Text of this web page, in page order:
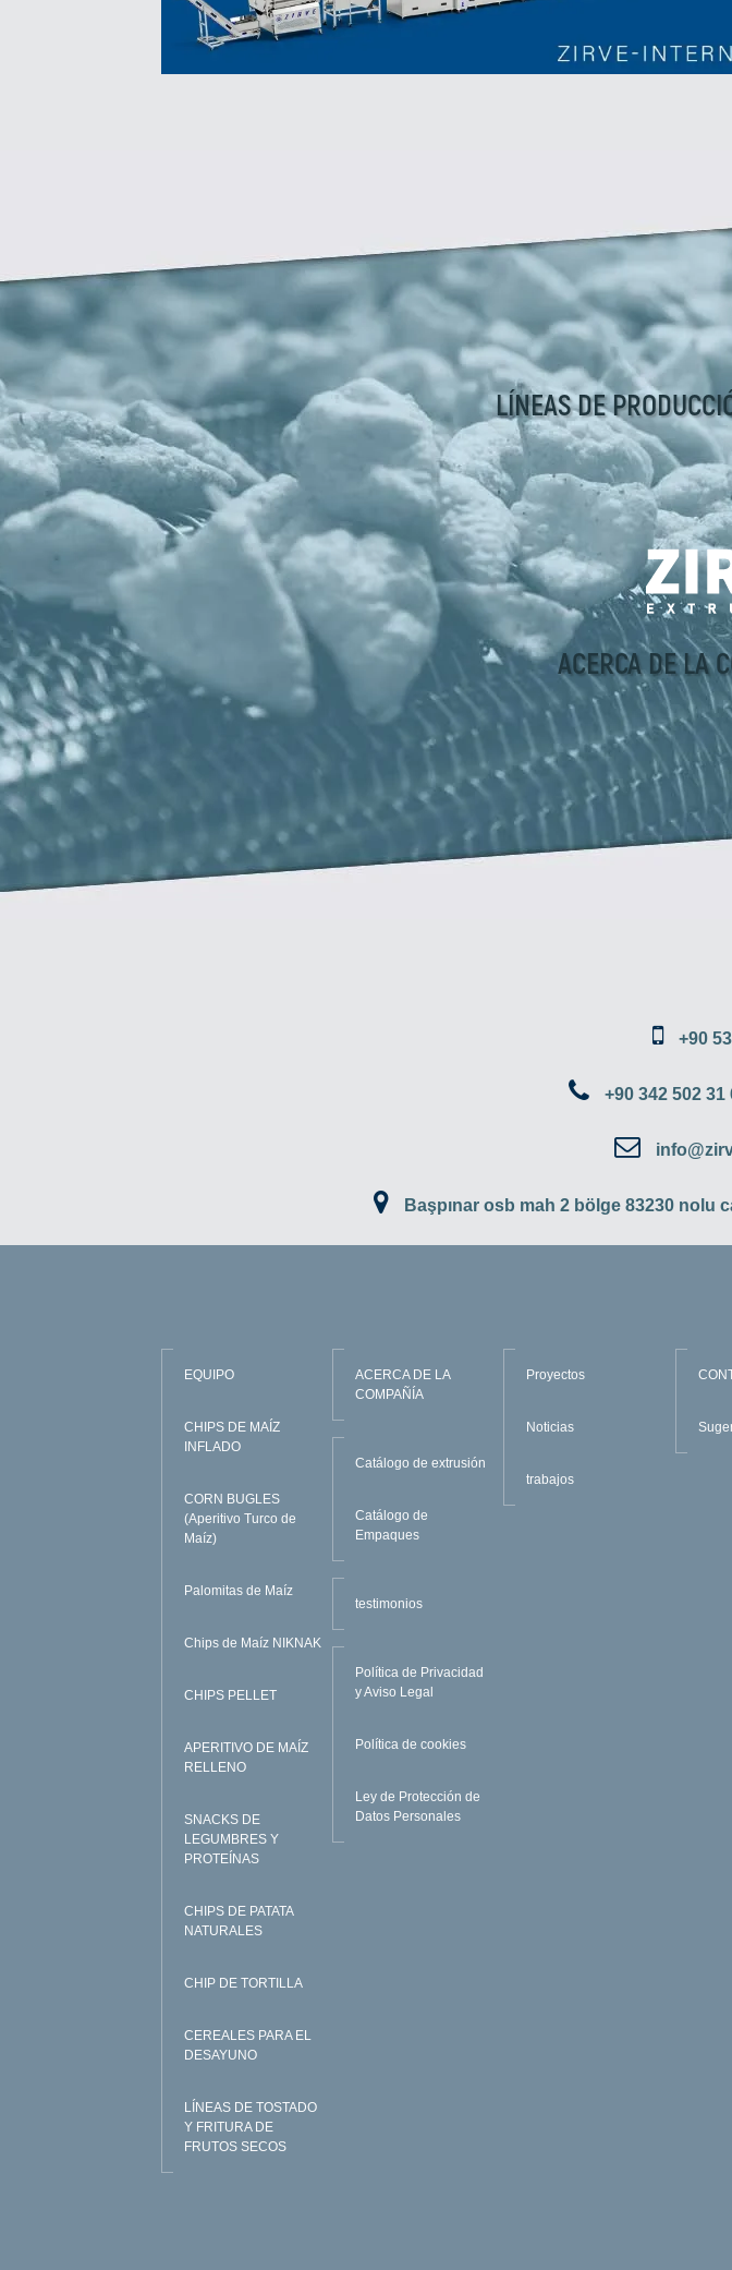
LÍNEAS DE
ACERCA DE LA
+90
+90 342 502 31
Başpınar osb mah 2 bölge 83230 nolu
EQUIPO
CHIPS DE MAÍZ
INFLADO
CORN BUGLES
(Aperitivo Turco de
Maíz)
Palomitas de Maíz
Chips de Maíz NIKNAK
CHIPS PELLET
APERITIVO DE MAÍZ
RELLENO
SNACKS DE
LEGUMBRES Y
PROTEÍNAS
CHIPS DE PATATA
NATURALES
CHIP DE TORTILLA
CEREALES PARA EL
DESAYUNO
LÍNEAS DE TOSTADO
Y FRITURA DE
FRUTOS SECOS
ACERCA DE LA
COMPAÑÍA
Catálogo de extrusión
Catálogo de
Empaques
testimonios
Política de Privacidad
y Aviso Legal
Política de cookies
Ley de Protección de
Datos Personales
Proyectos
Noticias
trabajos